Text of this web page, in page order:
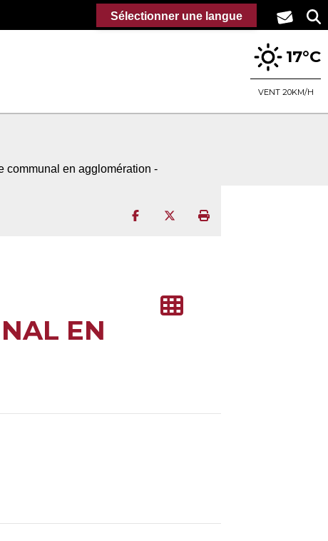
17°C
VENT 20KM/H
communal en agglomération -
Partager sur Facebook
Partager sur Twitter
Imprimer la page
EN
Sélectionner une langue